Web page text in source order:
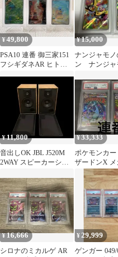
¥49,800
PSA10 連番 御三家151
フシギダネAR ヒトカ
¥15,000
ナンジャモ
ン ナンジャ
¥11,800
音出しOK JBL J520M
2WAY スピーカーシス
¥33,333
ポケモンカー
ザードンX メ
ー PSA10 2枚
¥16,666
シロナのミカルゲ AR
¥ 29,999
ゲンガー 049/